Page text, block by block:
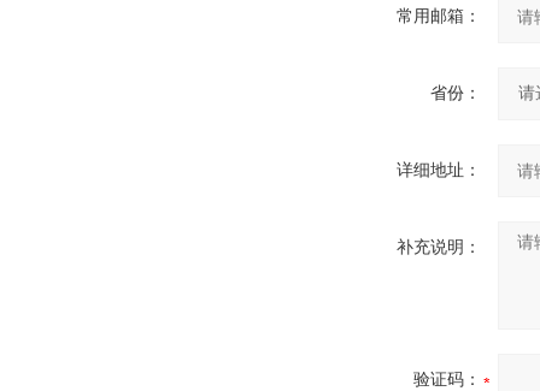
常用邮箱：
省份：
详细地址：
补充说明：
验证码：